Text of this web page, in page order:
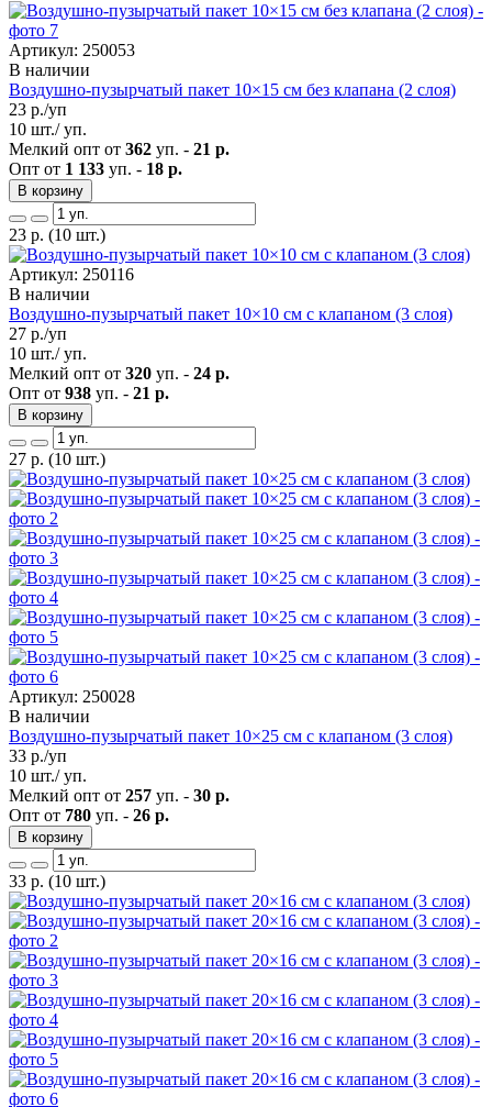
Артикул: 250053
В наличии
Воздушно-пузырчатый пакет 10×15 см без клапана (2 слоя)
23 р./уп
10 шт./ уп.
Мелкий опт от 362 уп. - 21 р.
Опт от 1 133 уп. - 18 р.
В корзину
23 р. (10 шт.)
Артикул: 250116
В наличии
Воздушно-пузырчатый пакет 10×10 см с клапаном (3 слоя)
27 р./уп
10 шт./ уп.
Мелкий опт от 320 уп. - 24 р.
Опт от 938 уп. - 21 р.
В корзину
27 р. (10 шт.)
Артикул: 250028
В наличии
Воздушно-пузырчатый пакет 10×25 см с клапаном (3 слоя)
33 р./уп
10 шт./ уп.
Мелкий опт от 257 уп. - 30 р.
Опт от 780 уп. - 26 р.
В корзину
33 р. (10 шт.)